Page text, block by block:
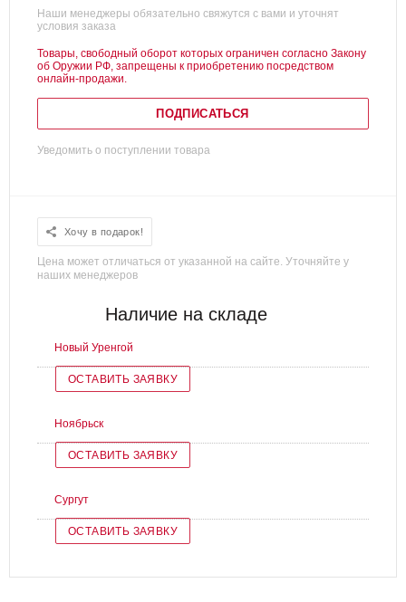
Наши менеджеры обязательно свяжутся с вами и уточнят
условия заказа
Товары, свободный оборот которых ограничен согласно Закону
об Оружии РФ, запрещены к приобретению посредством
онлайн-продажи.
ПОДПИСАТЬСЯ
Уведомить о поступлении товара
Хочу в подарок!
Цена может отличаться от указанной на сайте. Уточняйте у
наших менеджеров
Наличие на складе
Новый Уренгой
ОСТАВИТЬ ЗАЯВКУ
Ноябрьск
ОСТАВИТЬ ЗАЯВКУ
Сургут
ОСТАВИТЬ ЗАЯВКУ